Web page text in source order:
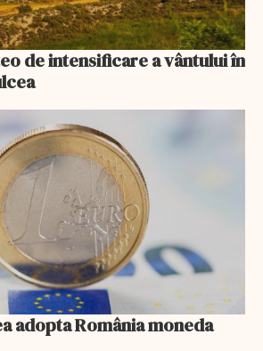
de intensificare a vântului în
adopta România moneda